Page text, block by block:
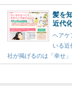
髪を
近代
ヘアケ
いる近
社が掲げるのは「幸せ